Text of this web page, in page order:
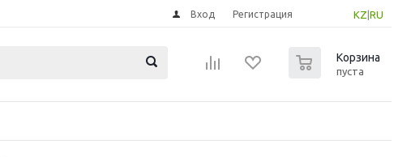
KZ RU
Вход Регистрация
Корзина
пуста